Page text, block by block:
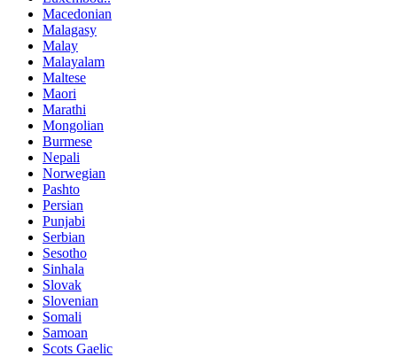
Macedonian
Malagasy
Malay
Malayalam
Maltese
Maori
Marathi
Mongolian
Burmese
Nepali
Norwegian
Pashto
Persian
Punjabi
Serbian
Sesotho
Sinhala
Slovak
Slovenian
Somali
Samoan
Scots Gaelic